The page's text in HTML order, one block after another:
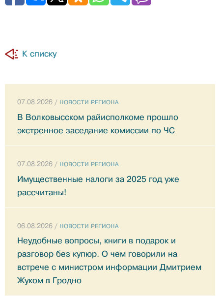
К списку
07.08.2026 / НОВОСТИ РЕГИОНА
В Волковысском райисполкоме прошло
экстренное заседание комиссии по ЧС
07.08.2026 / НОВОСТИ РЕГИОНА
Имущественные налоги за 2025 год уже
рассчитаны!
06.08.2026 / НОВОСТИ РЕГИОНА
Неудобные вопросы, книги в подарок и
разговор без купюр. О чем говорили на
встрече с министром информации Дмитрием
Жуком в Гродно